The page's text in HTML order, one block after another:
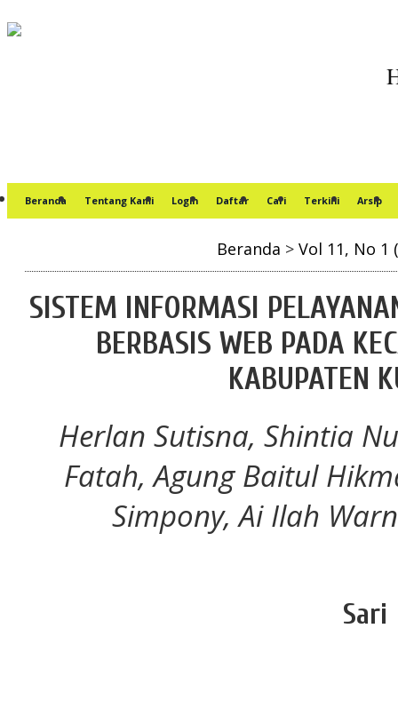
Beranda Tentang Kami Login Daftar Cari Terkini Arsip
Beranda > Vol 11, No 1
SISTEM INFORMASI
BERBASIS WEB PADA
KABUPATEN
Herlan Sutisna, Shintia
Fatah, Agung Baitul
Simpony, Ai Ilah
Sari